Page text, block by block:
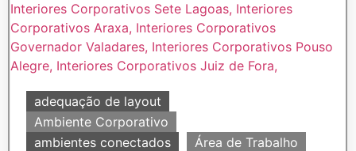
adequação de layout
Ambiente Corporativo
ambientes conectados
Área de Trabalho